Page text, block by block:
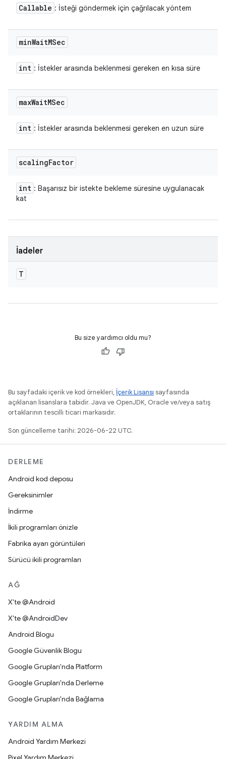
Callable : İsteği göndermek için çağrılacak yöntem
minWaitMSec
int : İstekler arasında beklenmesi gereken en kısa süre
maxWaitMSec
int : İstekler arasında beklenmesi gereken en uzun süre
scalingFactor
int : Başarısız bir istekte bekleme süresine uygulanacak
kat
İadeler
T
Bu size yardımcı oldu mu?
Bu sayfadaki içerik ve kod örnekleri, İçerik Lisansı sayfasında
açıklanan lisanslara tabidir. Java ve OpenJDK, Oracle ve/veya satış
ortaklarının tescilli ticari markasıdır.
Son güncelleme tarihi: 2026-06-22 UTC.
DERLEME
Android kod deposu
Gereksinimler
İndirme
İkili programları önizle
Fabrika ayarı görüntüleri
Sürücü ikili programları
AĞ
X'te @Android
X'te @AndroidDev
Android Blogu
Google Güvenlik Blogu
Google Grupları'nda Platform
Google Grupları'nda Derleme
Google Grupları'nda Bağlama
YARDIM ALMA
Android Yardım Merkezi